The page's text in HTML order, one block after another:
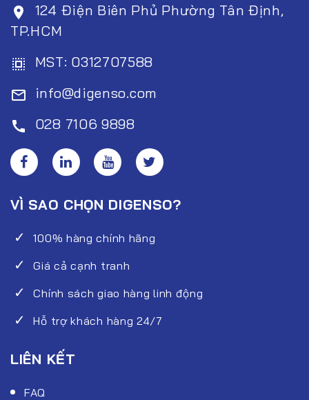
room
124 Điện Biên Phủ Phường Tân Định,
TP.HCM
select_all MST: 0312707588
mail_outline info@digenso.com
call 028 7106 9898
VÌ SAO CHỌN DIGENSO?
100% hàng chính hãng
Giá cả cạnh tranh
Chính sách giao hàng linh động
Hỗ trợ khách hàng 24/7
LIÊN KẾT
FAQ